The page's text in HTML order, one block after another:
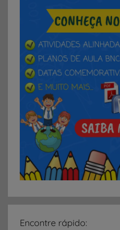
Encontre rápido: